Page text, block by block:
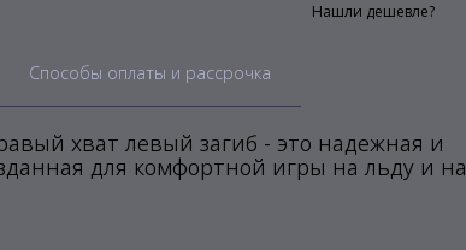
Нашли дешевле?
Способы оплаты и рассрочка
хват левый загиб - это надежная и
для комфортной игры на льду и на